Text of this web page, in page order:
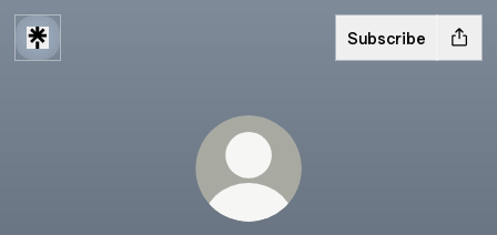
Subscribe